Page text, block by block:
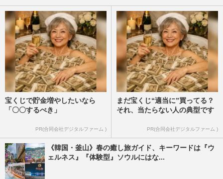
宝くじで貯金増やしたいなら
「〇〇するべき」
PR(合同会社デジタルファーム )
まだ宝くじ“適当に”買ってる？
それ、当たらない人の典型です
PR(合同会社デジタルファーム )
《韓国・釜山》春の癒し旅ガイド、キーワードは『ウ
ェルネス』『体験型』ソウルにはな...